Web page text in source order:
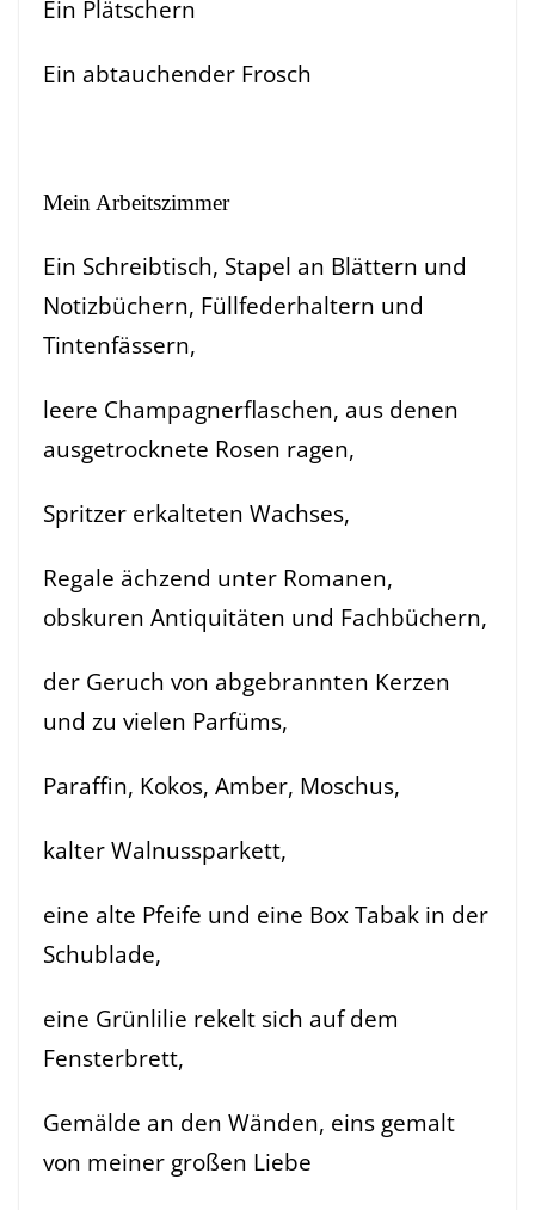
Ein Plätschern
Ein abtauchender Frosch
Mein Arbeitszimmer
Ein Schreibtisch, Stapel an Blättern und
Notizbüchern, Füllfederhaltern und
Tintenfässern,
leere Champagnerflaschen, aus denen
ausgetrocknete Rosen ragen,
Spritzer erkalteten Wachses,
Regale ächzend unter Romanen,
obskuren Antiquitäten und Fachbüchern,
der Geruch von abgebrannten Kerzen
und zu vielen Parfüms,
Paraffin, Kokos, Amber, Moschus,
kalter Walnussparkett,
eine alte Pfeife und eine Box Tabak in der
Schublade,
eine Grünlilie rekelt sich auf dem
Fensterbrett,
Gemälde an den Wänden, eins gemalt
von meiner großen Liebe